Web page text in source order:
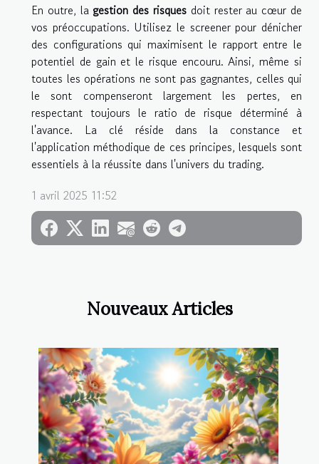
Nouveaux Articles
En outre, la gestion des risques doit rester au cœur de
vos préoccupations. Utilisez le screener pour dénicher
des configurations qui maximisent le rapport entre le
potentiel de gain et le risque encouru. Ainsi, même si
toutes les opérations ne sont pas gagnantes, celles qui
le sont compenseront largement les pertes, en
respectant toujours le ratio de risque déterminé à
l'avance. La clé réside dans la constance et
l'application méthodique de ces principes, lesquels sont
essentiels à la réussite dans l'univers du trading.
1 avril 2025 11:52